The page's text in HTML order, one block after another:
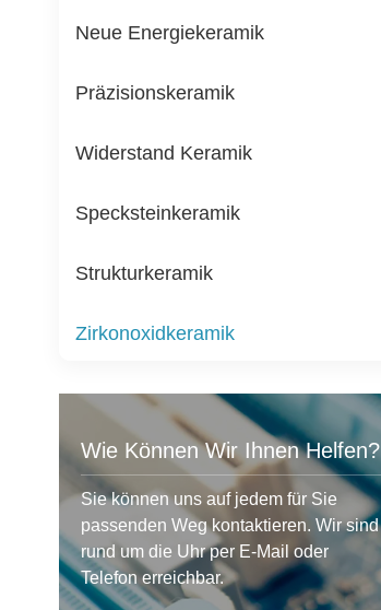
Neue Energiekeramik
Präzisionskeramik
Widerstand Keramik
Specksteinkeramik
Strukturkeramik
Zirkonoxidkeramik
Wie Können Wir Ihnen Helfen?
Sie können uns auf jedem für Sie
passenden Weg kontaktieren. Wir sind
rund um die Uhr per E-Mail oder
Telefon erreichbar.